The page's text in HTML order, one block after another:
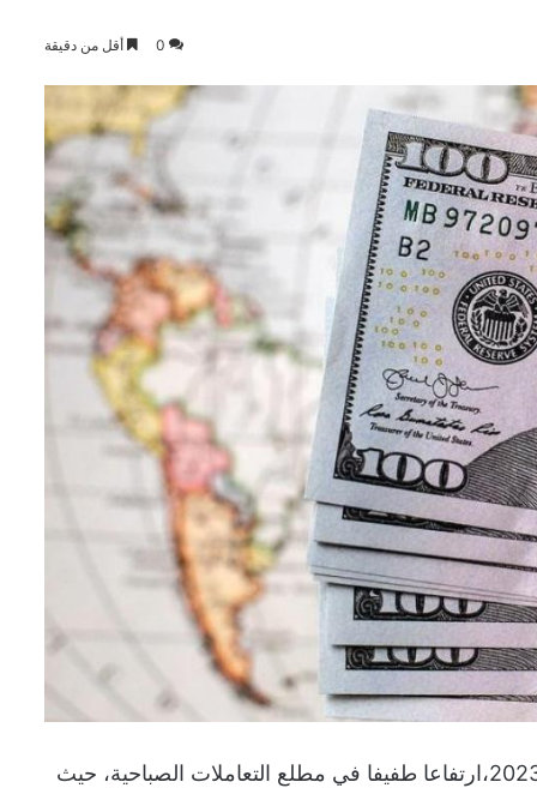
0 أقل من دقيقة
شهدت أسعار صرف الدولار في لبنان اليوم السبت 15 أبريل 2023،ارتفاعا طفيفا في مطلع التعاملات الصباحية، حيث